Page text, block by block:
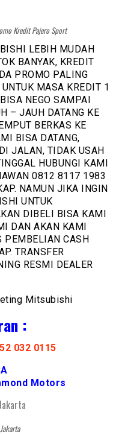
Kredit Pajero Sport
LEBIH MUDAH
BANYAK, KREDIT
PROMO PALING
MASA KREDIT 1
NEGO SAMPAI
– JAUH DATANG KE
BERKAS KE
BISA DATANG,
JALAN, TIDAK USAH
HUBUNGI KAMI
0812 8117 1983
NAMUN JIKA INGIN
UNTUK
DIBELI BISA KAMI
DAN AKAN KAMI
PEMBELIAN CASH
TRANSFER
RESMI DEALER
:
032 0115
Motors